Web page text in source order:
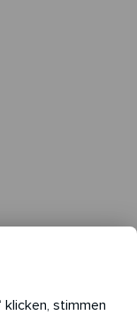
klicken, stimmen